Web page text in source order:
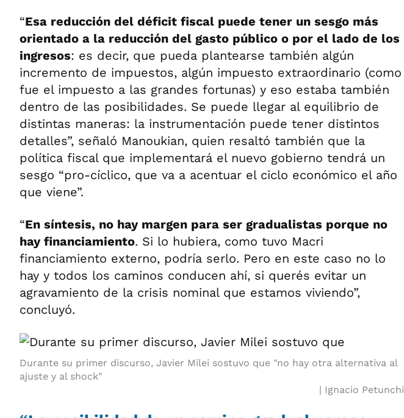
“Esa reducción del déficit fiscal puede tener un sesgo más
orientado a la reducción del gasto público o por el lado de los
ingresos: es decir, que pueda plantearse también algún
incremento de impuestos, algún impuesto extraordinario (como
fue el impuesto a las grandes fortunas) y eso estaba también
dentro de las posibilidades. Se puede llegar al equilibrio de
distintas maneras: la instrumentación puede tener distintos
detalles”, señaló Manoukian, quien resaltó también que la
política fiscal que implementará el nuevo gobierno tendrá un
sesgo “pro-cíclico, que va a acentuar el ciclo económico el año
que viene”.
“En síntesis, no hay margen para ser gradualistas porque no
hay financiamiento. Si lo hubiera, como tuvo Macri
financiamiento externo, podría serlo. Pero en este caso no lo
hay y todos los caminos conducen ahí, si querés evitar un
agravamiento de la crisis nominal que estamos viviendo”,
concluyó.
Durante su primer discurso, Javier Milei sostuvo que "no hay otra alternativa al
ajuste y al shock"
Ignacio Petunchi